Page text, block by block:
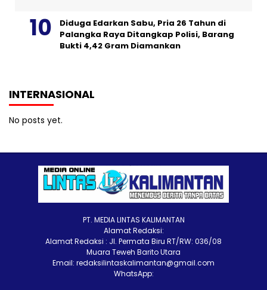
Diduga Edarkan Sabu, Pria 26 Tahun di
Palangka Raya Ditangkap Polisi, Barang
Bukti 4,42 Gram Diamankan
INTERNASIONAL
No posts yet.
PT. MEDIA LINTAS KALIMANTAN
Alamat Redaksi:
Alamat Redaksi : Jl. Permata Biru RT/RW: 036/08
Muara Teweh Barito Utara
Email: redaksilintaskalimantan@gmail.com
WhatsApp: